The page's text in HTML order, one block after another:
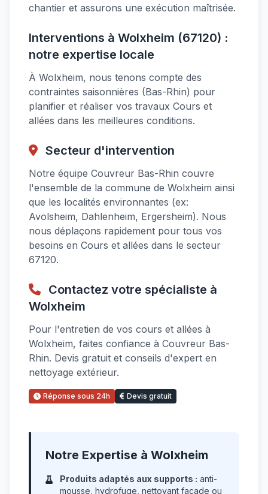
chantier et assurons une exécution maîtrisée.
Interventions à Wolxheim (67120) :
notre expertise locale
À Wolxheim, nous tenons compte des
contraintes saisonnières (Bas-Rhin) pour
planifier et réaliser vos travaux Cours et
allées dans les meilleures conditions.
Secteur d'intervention
Notre équipe Couvreur Bas-Rhin couvre
l'ensemble de la commune de Wolxheim ainsi
que les localités environnantes (ex:
Avolsheim, Dahlenheim, Ergersheim). Nous
nous déplaçons rapidement pour tous vos
besoins en Cours et allées dans le secteur
67120.
Contactez votre spécialiste à
Wolxheim
Pour l'entretien de vos cours et allées à
Wolxheim, faites confiance à Couvreur Bas-
Rhin. Devis gratuit et conseils d'expert en
nettoyage extérieur.
Réponse sous 24h Devis gratuit
Notre Expertise à Wolxheim
Produits adaptés aux supports : anti-
mousse, hydrofuge, nettoyant façade ou